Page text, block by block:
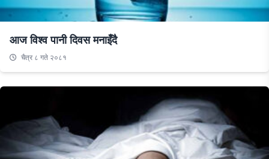
आज विश्व पानी दिवस मनाइँदै
चैत्र ८ गते २०८१